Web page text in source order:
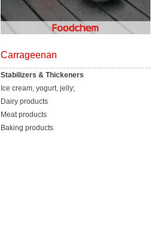
Carrageenan
Stabilizers & Thickeners
Ice cream, yogurt, jelly;
Dairy products
Meat products
Baking products